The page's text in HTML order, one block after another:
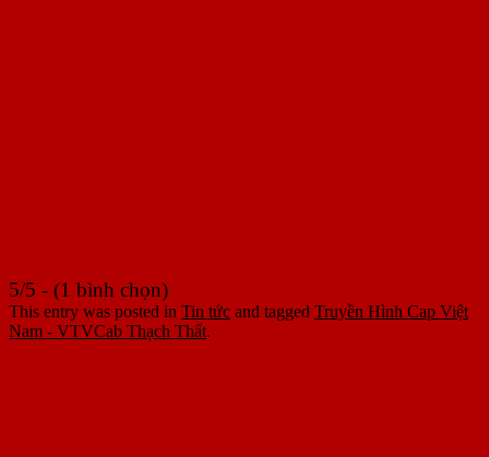
5/5 - (1 bình chọn)
This entry was posted in Tin tức and tagged Truyền Hình Cap Việt
Nam - VTVCab Thạch Thất.